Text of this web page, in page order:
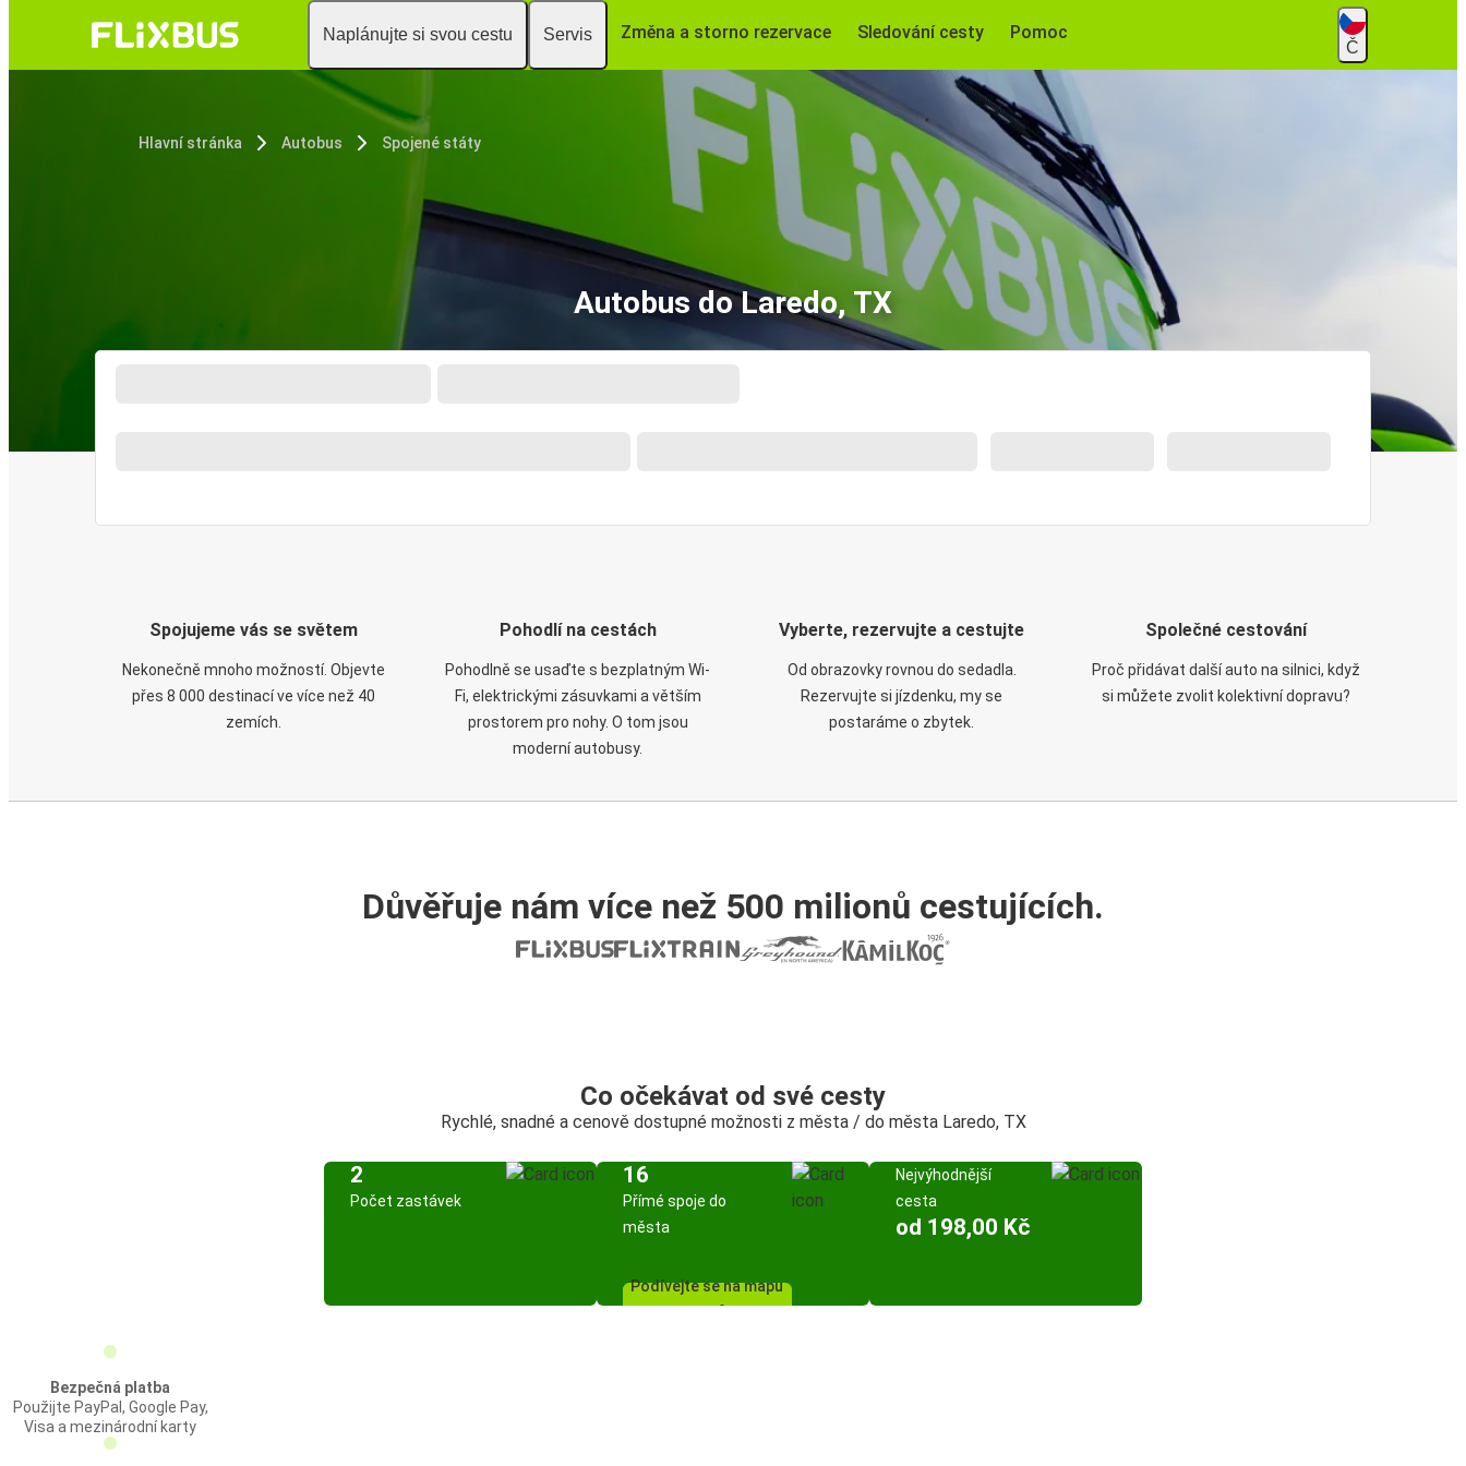
Naplánujte si svou cestu Servis Změna a storno rezervace Sledování cesty Pomoc
Č
Hlavní stránka Autobus Spojené státy
Autobus do Laredo, TX
Spojujeme vás se světem
Nekonečně mnoho možností. Objevte
přes 8 000 destinací ve více než 40
zemích.
Pohodlí na cestách
Pohodlně se usaďte s bezplatným Wi-
Fi, elektrickými zásuvkami a větším
prostorem pro nohy. O tom jsou
moderní autobusy.
Vyberte, rezervujte a cestujte
Od obrazovky rovnou do sedadla.
Rezervujte si jízdenku, my se
postaráme o zbytek.
Společné cestování
Proč přidávat další auto na silnici, když
si můžete zvolit kolektivní dopravu?
Důvěřuje nám více než 500 milionů cestujících.
Co očekávat od své cesty
Rychlé, snadné a cenově dostupné možnosti z města / do města Laredo, TX
2
Počet zastávek
16
Přímé spoje do
města
Podívejte se na mapu
Nejvýhodnější
cesta
od 198,00 Kč
Bezpečná platba
Použijte PayPal, Google Pay,
Visa a mezinárodní karty